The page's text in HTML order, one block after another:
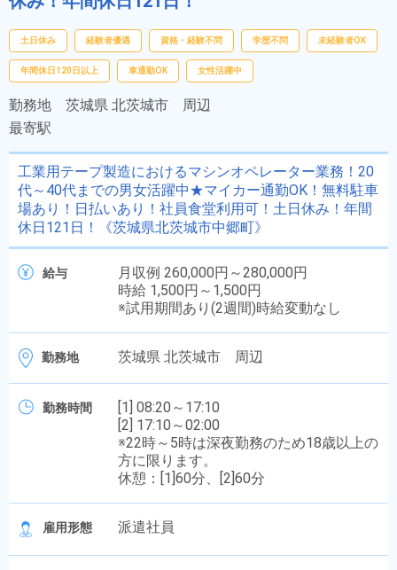
土日休み 経験者優遇 資格・経験不問 学歴不問 未経験者OK
年間休日120日以上 車通勤OK 女性活躍中
勤務地 茨城県 北茨城市 周辺
最寄駅
工業用テープ製造におけるマシンオペレーター業務！20
代～40代までの男女活躍中★マイカー通勤OK！無料駐車
場あり！日払いあり！社員食堂利用可！土日休み！年間
休日121日！《茨城県北茨城市中郷町》
給与
月収例 260,000円～280,000円
時給 1,500円～1,500円
※試用期間あり(2週間)時給変動なし
勤務地 茨城県 北茨城市 周辺
勤務時間
[1] 08:20～17:10
[2] 17:10～02:00
※22時～5時は深夜勤務のため18歳以上の
方に限ります。
休憩：[1]60分、[2]60分
雇用形態 派遣社員